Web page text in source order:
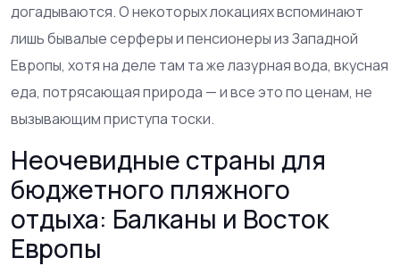
догадываются. О некоторых локациях вспоминают
лишь бывалые серферы и пенсионеры из Западной
Европы, хотя на деле там та же лазурная вода, вкусная
еда, потрясающая природа — и все это по ценам, не
вызывающим приступа тоски.
Неочевидные страны для
бюджетного пляжного
отдыха: Балканы и Восток
Европы